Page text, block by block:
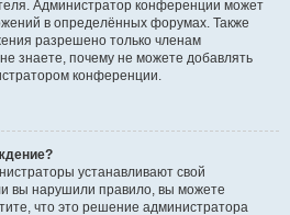
Администратор конференции может
в определённых форумах. Также
разрешено только членам
знаете, почему не можете добавлять
конференции.
устанавливают свой
вы нарушили правило, вы можете
что это решение администратора